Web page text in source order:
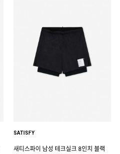
SATISFY
새티스파이 남성 테크실크 8인치 블랙